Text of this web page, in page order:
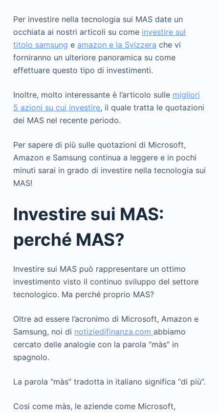
Per investire nella tecnologia sui MAS date un
occhiata ai nostri articoli su come investire sul
titolo samsung e amazon e la Svizzera che vi
forniranno un ulteriore panoramica su come
effettuare questo tipo di investimenti.
Inoltre, molto interessante è l’articolo sulle migliori
5 azioni su cui investire, il quale tratta le quotazioni
dei MAS nel recente periodo.
Per sapere di più sulle quotazioni di Microsoft,
Amazon e Samsung continua a leggere e in pochi
minuti sarai in grado di investire nella tecnologia sui
MAS!
Investire sui MAS:
perché MAS?
Investire sui MAS può rappresentare un ottimo
investimento visto il continuo sviluppo del settore
tecnologico. Ma perché proprio MAS?
Oltre ad essere l’acronimo di Microsoft, Amazon e
Samsung, noi di notiziedifinanza.com abbiamo
cercato delle analogie con la parola “màs” in
spagnolo.
La parola “màs” tradotta in italiano significa “di più”.
Cosi come màs, le aziende come Microsoft,